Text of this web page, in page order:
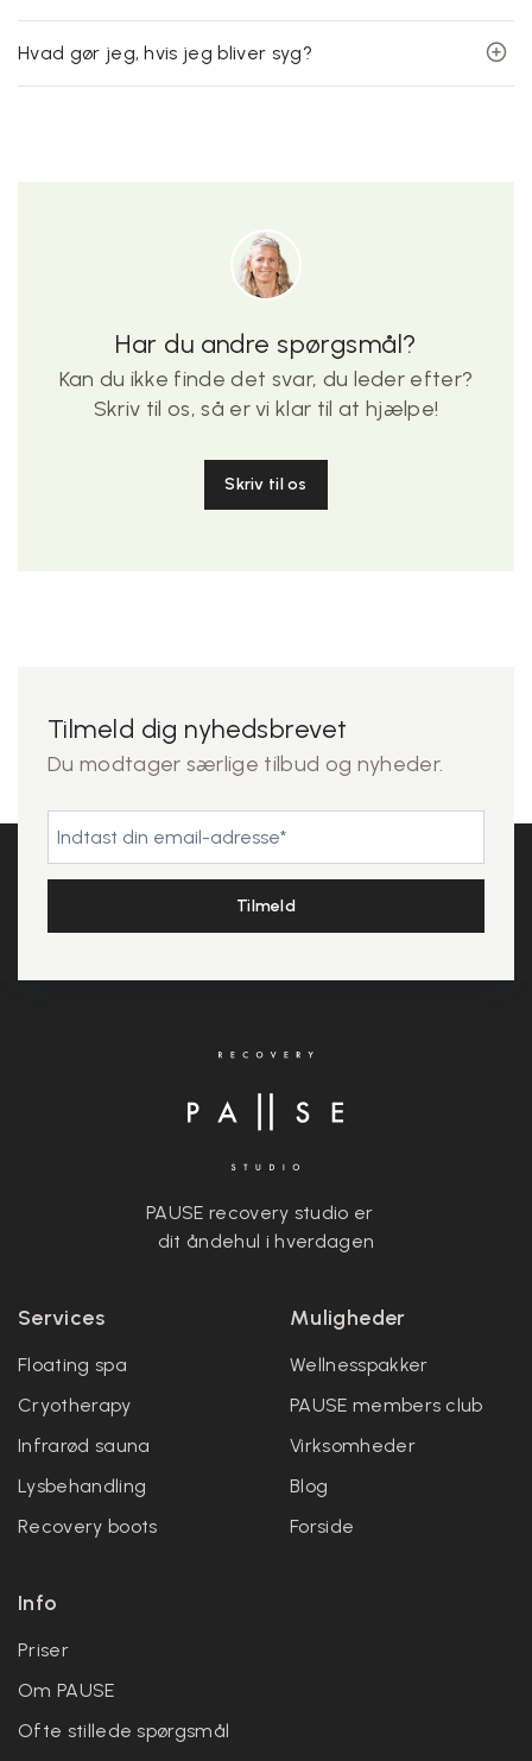
Hvad gør jeg, hvis jeg bliver syg?
Har du andre spørgsmål?
Kan du ikke finde det svar, du leder efter?
Skriv til os, så er vi klar til at hjælpe!
Skriv til os
Tilmeld dig nyhedsbrevet
Du modtager særlige tilbud og nyheder.
PAUSE recovery studio er
dit åndehul i hverdagen
Services
Floating spa
Cryotherapy
Infrarød sauna
Lysbehandling
Recovery boots
Muligheder
Wellnesspakker
PAUSE members club
Virksomheder
Blog
Forside
Info
Priser
Om PAUSE
Ofte stillede spørgsmål